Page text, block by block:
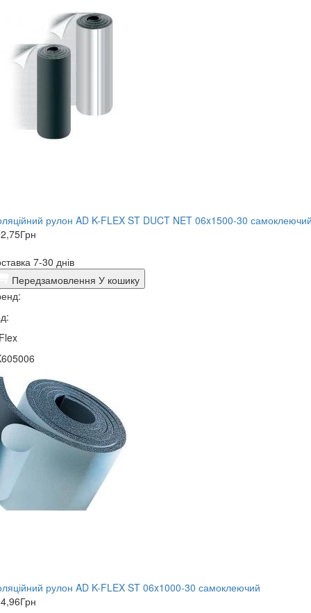
рулон AD K-FLEX ST DUCT NET 06x1500-30
Грн
7-30 днів
Передзамовлення У кошику
рулон AD K-FLEX ST 06x1000-30 самоклеючий
Грн